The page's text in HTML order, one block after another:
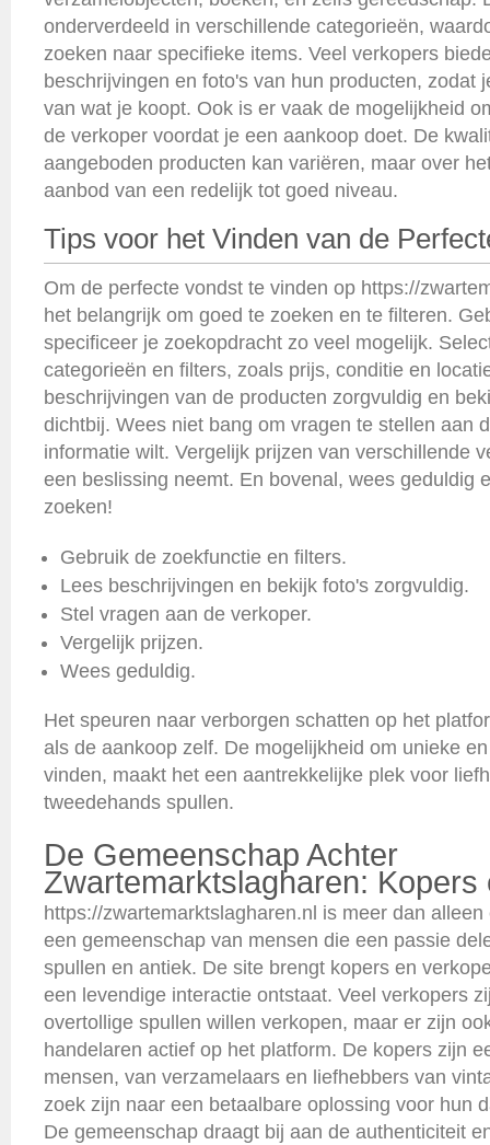
onderverdeeld in verschillende categorieën,
zoeken naar specifieke items. Veel verkopers
beschrijvingen en foto's van hun producten, zodat
van wat je koopt. Ook is er vaak de mogelijkheid
de verkoper voordat je een aankoop doet. De
aangeboden producten kan variëren, maar over
aanbod van een redelijk tot goed niveau.
Tips voor het Vinden van de
Om de perfecte vondst te vinden op https://
het belangrijk om goed te zoeken en te filteren.
specificeer je zoekopdracht zo veel mogelijk.
categorieën en filters, zoals prijs, conditie en
beschrijvingen van de producten zorgvuldig en
dichtbij. Wees niet bang om vragen te stellen aan
informatie wilt. Vergelijk prijzen van verschillende
een beslissing neemt. En bovenal, wees geduldig
zoeken!
Gebruik de zoekfunctie en filters.
Lees beschrijvingen en bekijk foto's zorgvuldig.
Stel vragen aan de verkoper.
Vergelijk prijzen.
Wees geduldig.
Het speuren naar verborgen schatten op het
als de aankoop zelf. De mogelijkheid om unieke
vinden, maakt het een aantrekkelijke plek voor
tweedehands spullen.
De Gemeenschap Achter
Zwartemarktslagharen: Kopers
https://zwartemarktslagharen.nl is meer dan
een gemeenschap van mensen die een passie
spullen en antiek. De site brengt kopers en
een levendige interactie ontstaat. Veel verkopers
overtollige spullen willen verkopen, maar er zijn
handelaren actief op het platform. De kopers zijn
mensen, van verzamelaars en liefhebbers van
zoek zijn naar een betaalbare oplossing voor hun
De gemeenschap draagt bij aan de authenticiteit